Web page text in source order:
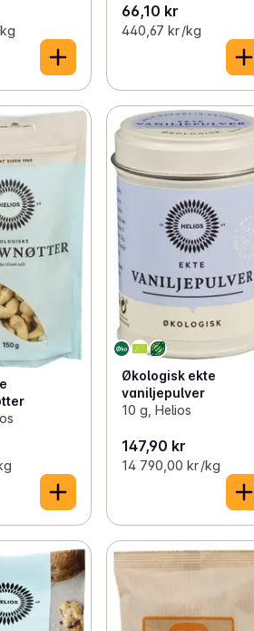
66,10 kr
440,67 kr /kg
Økologisk ekte
vaniljepulver
10 g, Helios
147,90 kr
14 790,00 kr /kg